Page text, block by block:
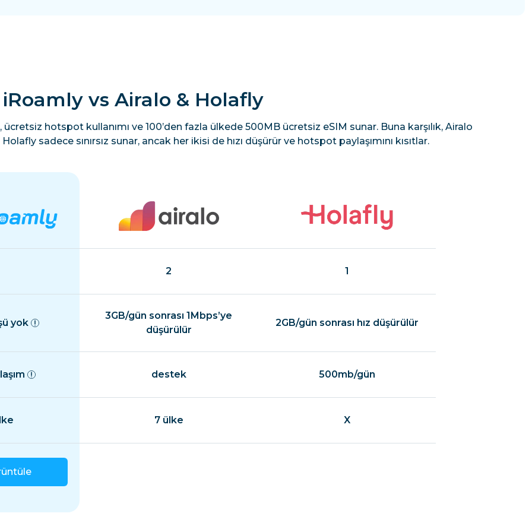
iRoamly vs Airalo & Holafly
hotspot kullanımı ve 100’den fazla ülkede 500MB ücretsiz eSIM sunar. Buna karşılık, Airalo
sadece sınırsız sunar, ancak her ikisi de hızı düşürür ve hotspot paylaşımını kısıtlar.
2 1
yok
3GB/gün sonrası 1Mbps’ye
düşürülür
2GB/gün sonrası hız düşürülür
destek 500mb/gün
7 ülke X